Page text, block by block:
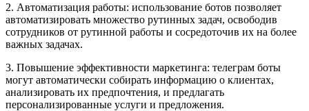
2. Автоматизация работы: использование ботов позволяет
автоматизировать множество рутинных задач, освободив
сотрудников от рутинной работы и сосредоточив их на более
важных задачах.
3. Повышение эффективности маркетинга: телеграм боты
могут автоматически собирать информацию о клиентах,
анализировать их предпочтения, и предлагать
персонализированные услуги и предложения.